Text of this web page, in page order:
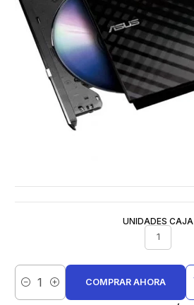
UNIDADES CAJA
1
Cantidad
COMPRAR AHORA